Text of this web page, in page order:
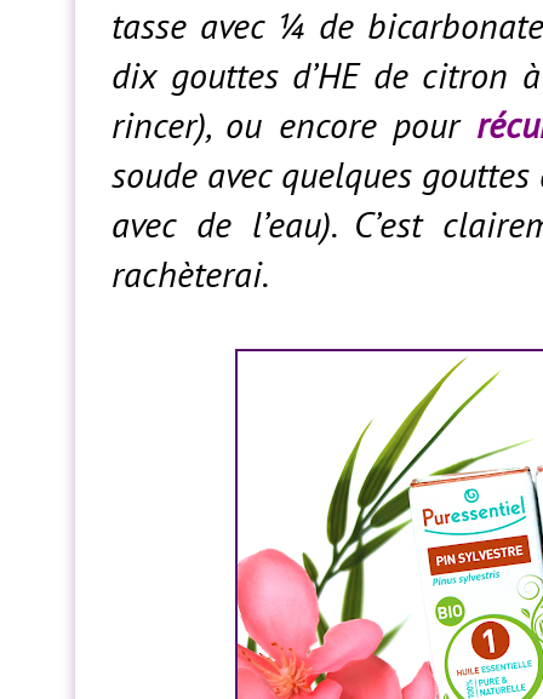
tasse avec ¼ de
dix gouttes d’HE de citron
rincer), ou encore pour
soude avec quelques
avec de l’eau). C’est
rachèterai.